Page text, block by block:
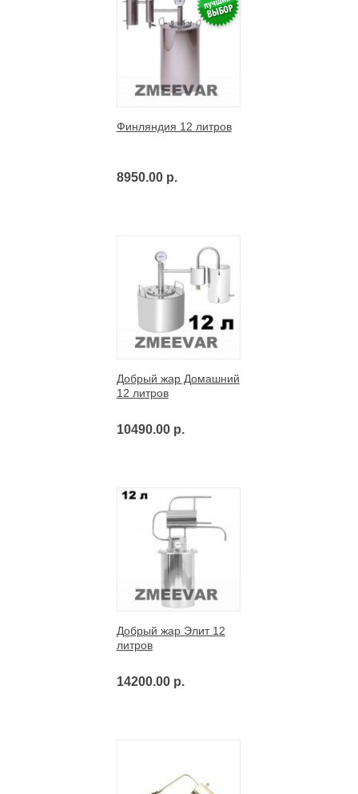
Финляндия 12 литров
8950.00 р.
Добрый жар Домашний
12 литров
10490.00 р.
Добрый жар Элит 12
литров
14200.00 р.